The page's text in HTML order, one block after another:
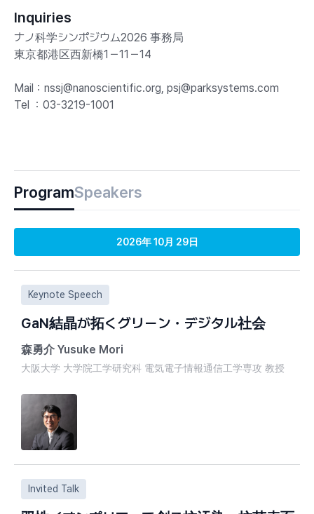
Inquiries
ナノ科学シンポジウム2026 事務局
東京都港区西新橋1－11－14
Mail：nssj@nanoscientific.org, psj@parksystems.com
Tel ：03-3219-1001
ProgramSpeakers
2026年 10月 29日
Keynote Speech
GaN結晶が拓くグリーン・デジタル社会
森勇介 Yusuke Mori
大阪大学 大学院工学研究科 電気電子情報通信工学専攻 教授
1989年 大阪大学工学部卒業、1991年 同大学院工学研究
講師、助教授を経て、2007年教授に就任。結晶に関する
2005年 創晶、2016年 創晶超光、2020年 teamGaNを起業
弘法大師の教えに基づいた自己啓発法・人材育成法を開発
Invited Talk